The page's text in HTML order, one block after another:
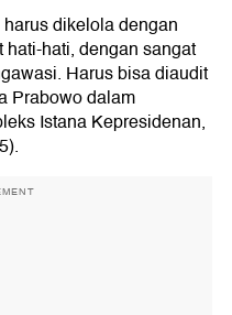
dikelola dengan
hati, dengan sangat
Harus bisa diaudit
Prabowo dalam
Istana Kepresidenan,